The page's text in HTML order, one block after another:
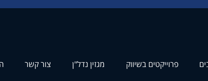
פרוייקטים בשיווק מגזין נדל"ן צור קשר